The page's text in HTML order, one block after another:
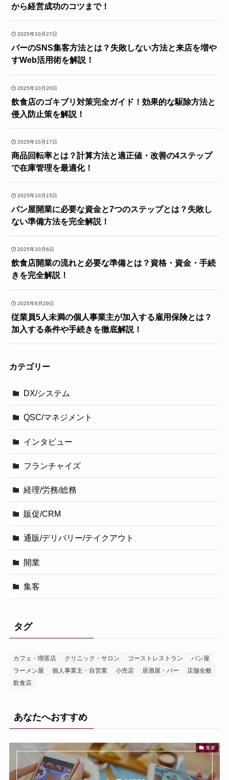
から経営成功のコツまで！
2025年10月27日
バーのSNS集客方法とは？失敗しない方法と来店を増や
すWeb活用術を解説！
2025年10月20日
飲食店のゴキブリ対策完全ガイド！効果的な駆除方法と
侵入防止策を解説！
2025年10月17日
商品回転率とは？計算方法と適正値・改善の4ステップ
で在庫管理を最適化！
2025年10月15日
パン屋開業に必要な資金と7つのステップとは？失敗し
ない準備方法を完全解説！
2025年10月6日
飲食店開業の流れと必要な準備とは？資格・資金・手続
きを完全解説！
2025年9月29日
従業員5人未満の個人事業主が加入する雇用保険とは？
加入する条件や手続きを徹底解説！
カテゴリー
DX/システム
QSC/マネジメント
インタビュー
フランチャイズ
経理/労務/総務
販促/CRM
通販/デリバリー/テイクアウト
開業
集客
タグ
カフェ・喫茶店 クリニック・サロン ゴーストレストラン
パン屋
ラーメン屋
個人事業主・自営業 小売店 居酒屋・バー
店舗全般
飲食店
あなたへおすすめ
集客